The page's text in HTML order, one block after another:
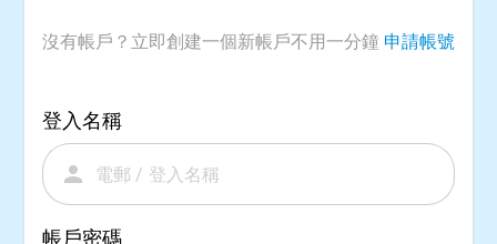
沒有帳戶？立即創建一個新帳戶不用一分鐘 申請帳號
登入名稱
person
帳戶密碼